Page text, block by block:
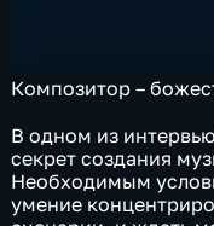
Композитор –
В одном из
секрет создания
Необходимым
умение